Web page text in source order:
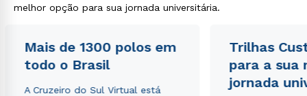
melhor opção para sua jornada universitária.
Mais de 1300 polos em
todo o Brasil
A Cruzeiro do Sul Virtual está
Trilhas
para a sua
jornada